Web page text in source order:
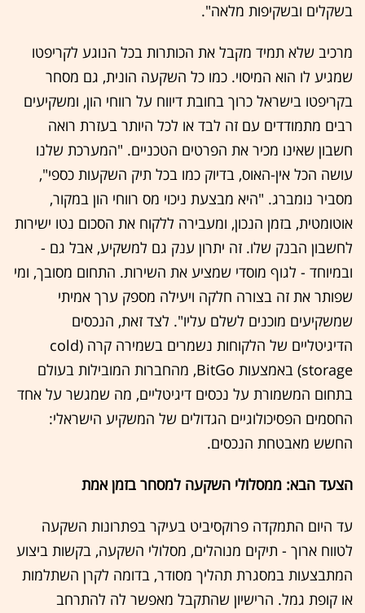
בשקלים ובשקיפות מלאה".
מרכיב שלא תמיד מקבל את הכותרות בכל הנוגע לקריפטו
שמגיע לו הוא המיסוי. כמו כל השקעה הונית, גם מסחר
בקריפטו בישראל כרוך בחובת דיווח על רווחי הון, ומשקיעים
רבים מתמודדים עם זה לבד או לכל היותר בעזרת רואה
חשבון שאינו מכיר את הפרטים הטכניים. "המערכת שלנו
עושה הכל אין-האוס, בדיוק כמו בכל תיק השקעות כספי",
מסביר נומברג. "היא מבצעת ניכוי מס רווחי הון במקור,
אוטומטית, בזמן הנכון, ומעבירה ללקוח את הסכום נטו ישירות
לחשבון הבנק שלו. זה יתרון ענק גם למשקיע, אבל גם -
ובמיוחד - לגוף מוסדי שמציע את השירות. התחום מסובך, ומי
שפותר את זה בצורה חלקה ויעילה מספק ערך אמיתי
שמשקיעים מוכנים לשלם עליו". לצד זאת, הנכסים
הדיגיטליים של הלקוחות נשמרים בשמירה קרה (cold
storage) באמצעות BitGo, מהחברות המובילות בעולם
בתחום המשמורת על נכסים דיגיטליים, מה שמגשר על אחד
החסמים הפסיכולוגיים הגדולים של המשקיע הישראלי:
החשש מאבטחת הנכסים.
הצעד הבא: ממסלולי השקעה למסחר בזמן אמת
עד היום התמקדה פרוקסיביט בעיקר בפתרונות השקעה
לטווח ארוך - תיקים מנוהלים, מסלולי השקעה, בקשות ביצוע
המתבצעות במסגרת תהליך מסודר, בדומה לקרן השתלמות
או קופת גמל. הרישיון שהתקבל מאפשר לה להתרחב